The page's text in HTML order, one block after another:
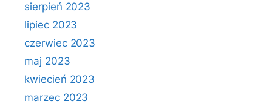
sierpień 2023
lipiec 2023
czerwiec 2023
maj 2023
kwiecień 2023
marzec 2023